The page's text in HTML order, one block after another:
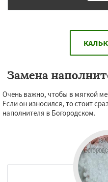
Замена
Очень важно, чтобы в мягкой
Если он износился, то стоит
наполнителя в Богородском.